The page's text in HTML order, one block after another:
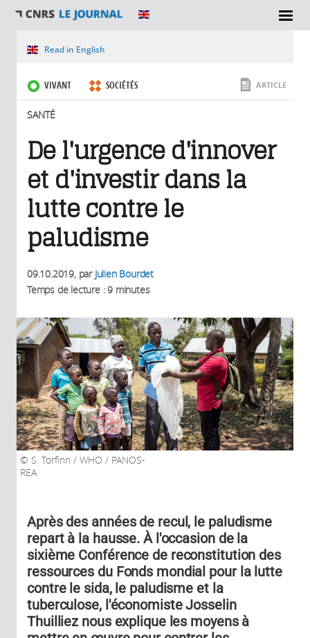
SECTIONS
Vous êtes ici
Read in English
VIVANT SOCIÉTÉS
SANTÉ
ARTICLE
De l'urgence d'innover
et d'investir dans la
lutte contre le
paludisme
09.10.2019, par Julien Bourdet
Temps de lecture : 9 minutes
S. Torfinn / WHO / PANOS-
REA
Après des années de recul, le paludisme
repart à la hausse. À l'occasion de la
sixième Conférence de reconstitution des
ressources du Fonds mondial pour la lutte
contre le sida, le paludisme et la
tuberculose, l'économiste Josselin
Thuilliez nous explique les moyens à